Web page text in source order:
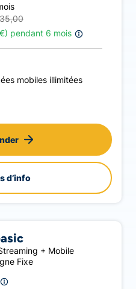
pendant 6 mois
mobiles illimitées
d’info
+ Mobile
Fixe